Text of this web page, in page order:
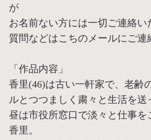
が
お名前ない方には一切ご連絡い
質問などはこちのメールにご連
「作品内容」
香里(46)は古い一軒家で、老齢
ルとつつましく粛々と生活を送
昼は市役所窓口で淡々と仕事を
香里。